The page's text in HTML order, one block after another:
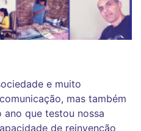
e muito
mas também
que testou nossa
de reinvenção